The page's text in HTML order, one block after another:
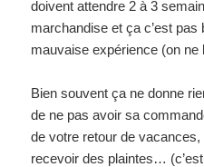
doivent attendre 2 à 3
marchandise et ça c’est
mauvaise expérience (on ne
Bien souvent ça ne donne
de ne pas avoir sa
de votre retour de
recevoir des plaintes…